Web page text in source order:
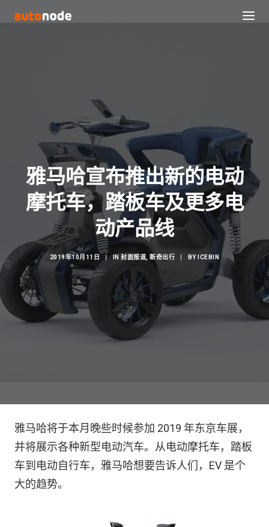
Search
雅马哈宣布推出新的电动
摩托车，踏板车及更多电
动产品线
2019年10月11日 | IN封面报道 ,新奇出行 BY ICEBIN
雅马哈将于本月晚些时候参加 2019 年东京车展，
并将展示各种新型电动汽车。从电动摩托车，踏板
车到电动自行车，雅马哈想要告诉人们，EV 是个
大的趋势。